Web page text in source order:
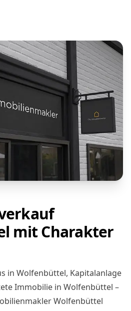
mit Charakter
in Wolfenbüttel, Kapitalanlage
Immobilie in Wolfenbüttel –
Wolfenbüttel